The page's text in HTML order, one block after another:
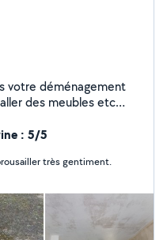
votre déménagement
des meubles etc
: 5/5
très gentiment.